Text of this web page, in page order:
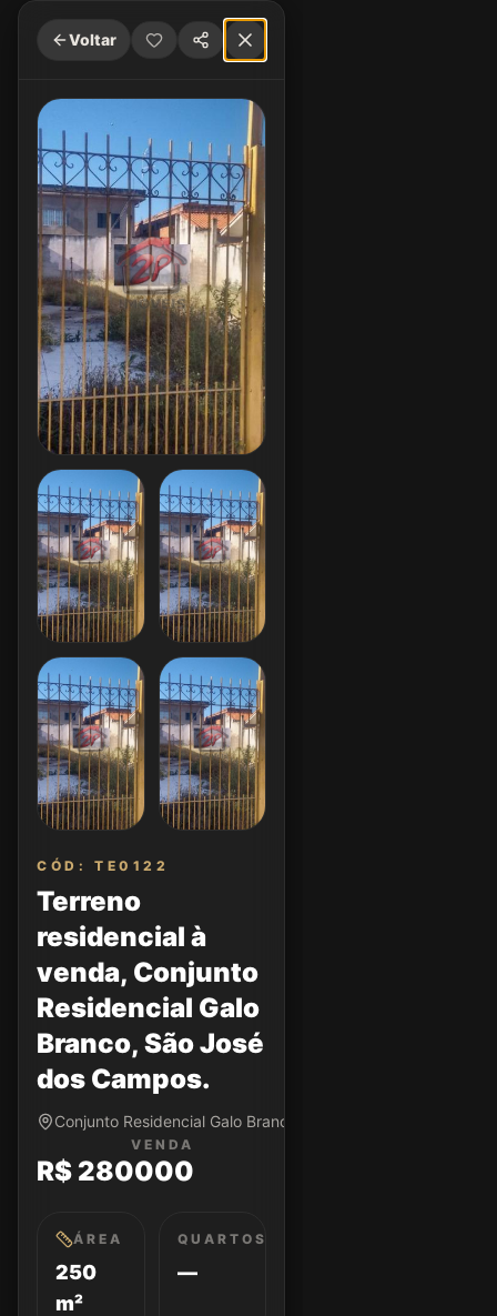
Voltar
CÓD: TE0122
Terreno
residencial à
venda, Conjunto
Residencial Galo
Branco, São José
dos Campos.
Conjunto Residencial Galo Branco • São José dos Campos/
VENDA
R$ 280000
ÁREA
250
m²
QUARTOS
—